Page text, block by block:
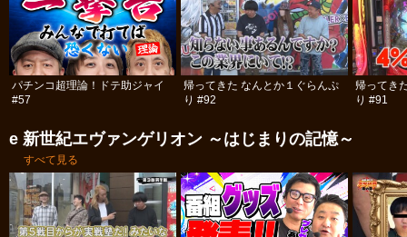
パチンコ超理論！ドテ助ジャイ
#57
帰ってきた なんとか１ぐらんぷ
り #92
帰ってき
り #91
e 新世紀エヴァンゲリオン ～はじまりの記憶～
すべて見る